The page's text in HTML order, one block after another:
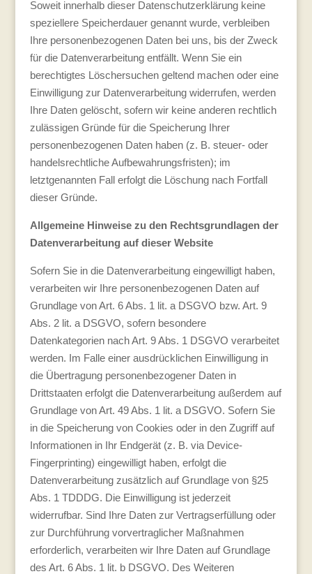
Soweit innerhalb dieser Datenschutzerklärung keine
speziellere Speicherdauer genannt wurde, verbleiben
Ihre personenbezogenen Daten bei uns, bis der Zweck
für die Datenverarbeitung entfällt. Wenn Sie ein
berechtigtes Löschersuchen geltend machen oder eine
Einwilligung zur Datenverarbeitung widerrufen, werden
Ihre Daten gelöscht, sofern wir keine anderen rechtlich
zulässigen Gründe für die Speicherung Ihrer
personenbezogenen Daten haben (z. B. steuer- oder
handelsrechtliche Aufbewahrungsfristen); im
letztgenannten Fall erfolgt die Löschung nach Fortfall
dieser Gründe.
Allgemeine Hinweise zu den Rechtsgrundlagen der
Datenverarbeitung auf dieser Website
Sofern Sie in die Datenverarbeitung eingewilligt haben,
verarbeiten wir Ihre personenbezogenen Daten auf
Grundlage von Art. 6 Abs. 1 lit. a DSGVO bzw. Art. 9
Abs. 2 lit. a DSGVO, sofern besondere
Datenkategorien nach Art. 9 Abs. 1 DSGVO verarbeitet
werden. Im Falle einer ausdrücklichen Einwilligung in
die Übertragung personenbezogener Daten in
Drittstaaten erfolgt die Datenverarbeitung außerdem auf
Grundlage von Art. 49 Abs. 1 lit. a DSGVO. Sofern Sie
in die Speicherung von Cookies oder in den Zugriff auf
Informationen in Ihr Endgerät (z. B. via Device-
Fingerprinting) eingewilligt haben, erfolgt die
Datenverarbeitung zusätzlich auf Grundlage von §25
Abs. 1 TDDDG. Die Einwilligung ist jederzeit
widerrufbar. Sind Ihre Daten zur Vertragserfüllung oder
zur Durchführung vorvertraglicher Maßnahmen
erforderlich, verarbeiten wir Ihre Daten auf Grundlage
des Art. 6 Abs. 1 lit. b DSGVO. Des Weiteren